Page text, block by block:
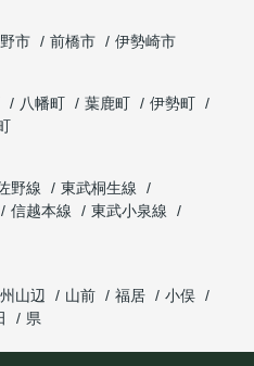
市 前橋市
伊勢崎市
八幡町 葉鹿町
伊勢町
野線
東武桐生線
信越本線
東武小泉線
山辺 山前 福居
小俣
県